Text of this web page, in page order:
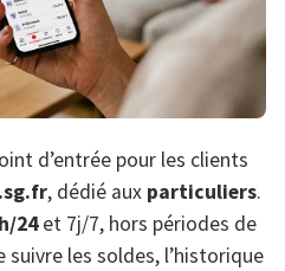
d’entrée pour les clients
, dédié aux particuliers.
24et 7j/7, hors périodes de
les soldes, l’historique